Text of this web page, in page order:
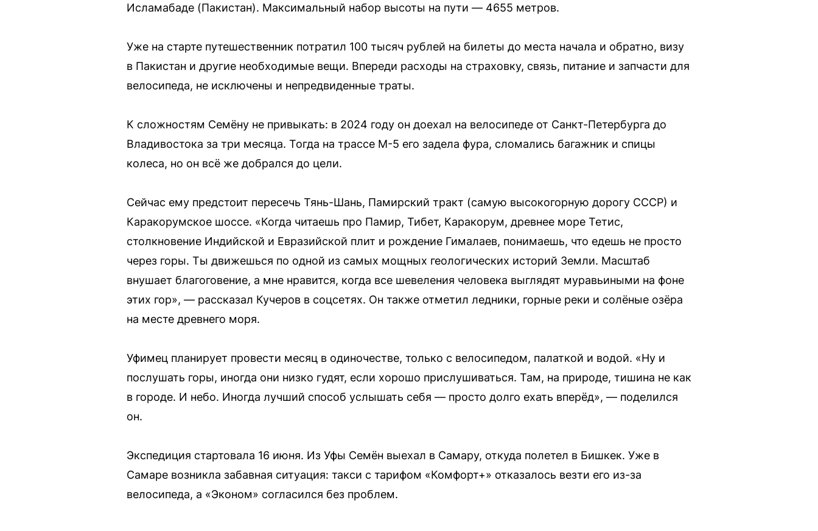
Исламабаде (Пакистан). Максимальный набор высоты на пути — 4655 метров.
Уже на старте путешественник потратил 100 тысяч рублей на билеты до места начала и обратно, визу
в Пакистан и другие необходимые вещи. Впереди расходы на страховку, связь, питание и запчасти для
велосипеда, не исключены и непредвиденные траты.
К сложностям Семёну не привыкать: в 2024 году он доехал на велосипеде от Санкт-Петербурга до
Владивостока за три месяца. Тогда на трассе М-5 его задела фура, сломались багажник и спицы
колеса, но он всё же добрался до цели.
Сейчас ему предстоит пересечь Тянь-Шань, Памирский тракт (самую высокогорную дорогу СССР) и
Каракорумское шоссе. «Когда читаешь про Памир, Тибет, Каракорум, древнее море Тетис,
столкновение Индийской и Евразийской плит и рождение Гималаев, понимаешь, что едешь не просто
через горы. Ты движешься по одной из самых мощных геологических историй Земли. Масштаб
внушает благоговение, а мне нравится, когда все шевеления человека выглядят муравьиными на фоне
этих гор», — рассказал Кучеров в соцсетях. Он также отметил ледники, горные реки и солёные озёра
на месте древнего моря.
Уфимец планирует провести месяц в одиночестве, только с велосипедом, палаткой и водой. «Ну и
послушать горы, иногда они низко гудят, если хорошо прислушиваться. Там, на природе, тишина не как
в городе. И небо. Иногда лучший способ услышать себя — просто долго ехать вперёд», — поделился
он.
Экспедиция стартовала 16 июня. Из Уфы Семён выехал в Самару, откуда полетел в Бишкек. Уже в
Самаре возникла забавная ситуация: такси с тарифом «Комфорт+» отказалось везти его из-за
велосипеда, а «Эконом» согласился без проблем.